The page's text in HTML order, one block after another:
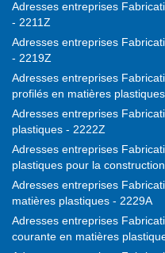
Adresses entreprises
- 2211Z
Adresses entreprises
- 2219Z
Adresses entreprises
profilés en matières
Adresses entreprises
plastiques - 2222Z
Adresses entreprises
plastiques pour la
Adresses entreprises
matières plastiques - 2229A
Adresses entreprises
courante en matières